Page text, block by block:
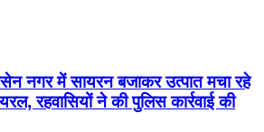
नगर में सायरन बजाकर उत्पात मचा रहे
रहवासियों ने की पुलिस कार्रवाई की